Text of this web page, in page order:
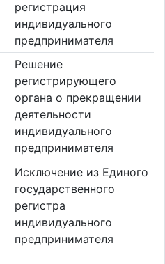
регистрация
индивидуального
предпринимателя
Решение
регистрирующего
органа о прекращении
деятельности
индивидуального
предпринимателя
Исключение из Единого
государственного
регистра
индивидуального
предпринимателя